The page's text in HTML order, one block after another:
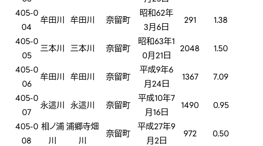
405-0
04
牟田川 牟田川 奈留町
昭和62年
3月6日
291
1.38
405-0
05
三本川 三本川 奈留町
昭和63年1
0月21日
2048
1.50
405-0
06
牟田川 牟田川 奈留町
平成9年6
月24日
1367
7.09
405-0
07
永這川 永這川 奈留町
平成10年7
月16日
1490
0.95
405-0
08
相ノ浦
川
浦郷寺畑
川
奈留町
平成27年9
月2日
972 0.50